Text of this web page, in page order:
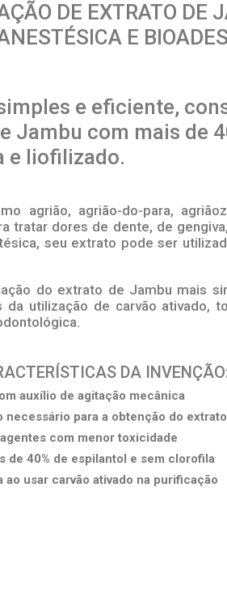
DE EXTRATO
E
e eficiente,
Jambu com mais de
e liofilizado.
agrião, agrião-do-para,
tratar dores de dente, de
seu extrato pode ser
do extrato de Jambu mais
utilização de carvão ativado,
DA
auxílio de agitação mecânica
necessário para a obtenção do extrato
com menor toxicidade
de 40% de espilantol e sem clorofila
ao usar carvão ativado na purificação